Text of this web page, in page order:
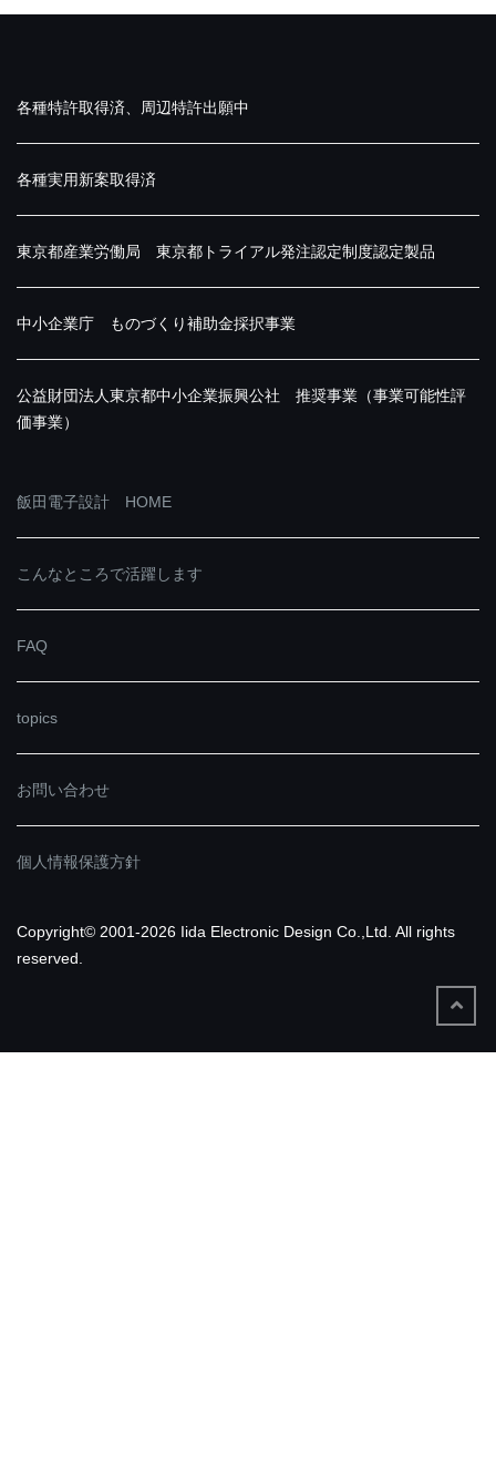
各種特許取得済、周辺特許出願中
各種実用新案取得済
東京都産業労働局 東京都トライアル発注認定制度認定製品
中小企業庁 ものづくり補助金採択事業
公益財団法人東京都中小企業振興公社 推奨事業（事業可能性評
価事業）
飯田電子設計 HOME
こんなところで活躍します
FAQ
topics
お問い合わせ
個人情報保護方針
Copyright© 2001-2026 Iida Electronic Design Co.,Ltd. All rights
reserved.